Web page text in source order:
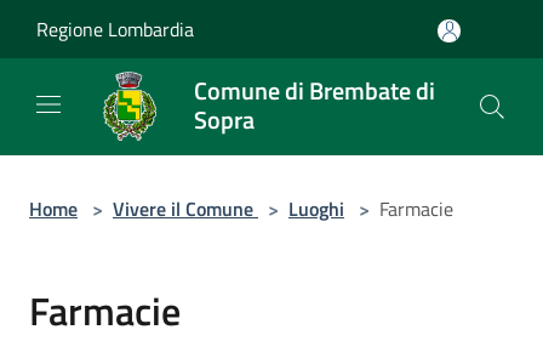
Regione Lombardia
Comune di Brembate di
Sopra
Home > Vivere il Comune > Luoghi > Farmacie
Farmacie